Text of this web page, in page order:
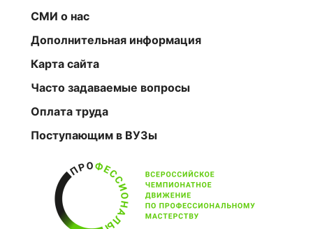
СМИ о нас
Дополнительная информация
Карта сайта
Часто задаваемые вопросы
Оплата труда
Поступающим в ВУЗы